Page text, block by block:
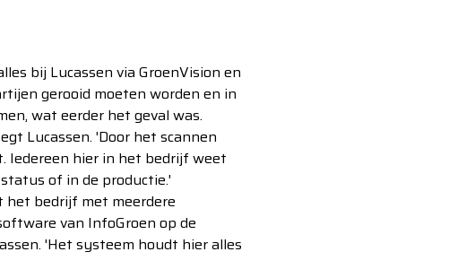
bij Lucassen via GroenVision en
gerooid moeten worden en in
wat eerder het geval was.
Lucassen. 'Door het scannen
Iedereen hier in het bedrijf weet
of in de productie.'
het bedrijf met meerdere
van InfoGroen op de
'Het systeem houdt hier alles